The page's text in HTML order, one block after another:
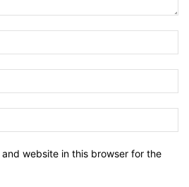
and website in this browser for the